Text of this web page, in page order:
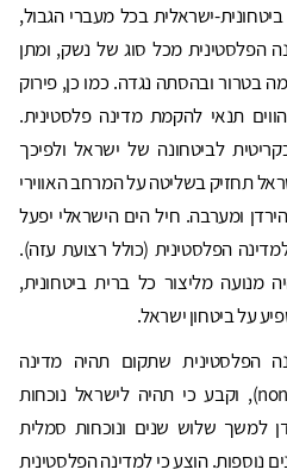
ישראלית בכל מעברי הגבול,
הפלסטינית מכל סוג של נשק, ומתן
ובהסתה נגדה. כמו כן, פירוק
תנאי להקמת מדינה פלסטינית.
לביטחונה של ישראל ולפיכך
תחזיק בשליטה על המרחב האווירי
ומערבה. חיל הים הישראלי יפעל
הפלסטינית (כולל רצועת עזה).
מנועה מליצור כל ברית ביטחונית,
על ביטחון ישראל.
הפלסטינית שתקום תהיה מדינה
לא-צבאית (non-militarized state), וקבע כי תהיה לישראל נוכחות
למשך שלוש שנים ונוכחות סמלית
נוספות. הוצע כי למדינה הפלסטינית